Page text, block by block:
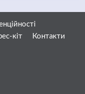
кіт
Контакти